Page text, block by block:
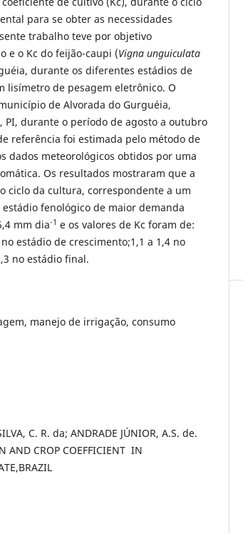
para se obter as necessidades
trabalho teve por objetivo
e o Kc do feijão-caupi (Vigna unguiculata
durante os diferentes estádios de
lisímetro de pesagem eletrônico. O
de Alvorada do Gurguéia,
PI, durante o período de agosto a outubro
referência foi estimada pelo método de
dados meteorológicos obtidos por uma
Os resultados mostraram que a
ciclo da cultura, correspondente a um
estádio fenológico de maior demanda
mm dia-1 e os valores de Kc foram de:
estádio de crescimento;1,1 a 1,4 no
no estádio final.
manejo de irrigação, consumo
C. R. da; ANDRADE JÚNIOR, A.S. de.
AND CROP COEFFICIENT IN